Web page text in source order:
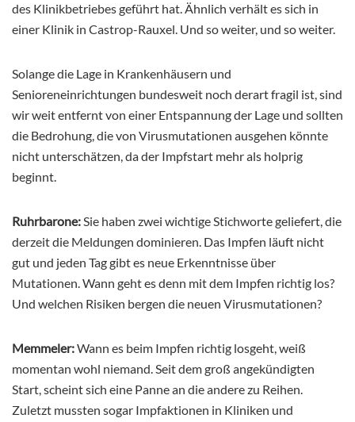
des Klinikbetriebes geführt hat. Ähnlich verhält es sich in
einer Klinik in Castrop-Rauxel. Und so weiter, und so weiter.
Solange die Lage in Krankenhäusern und
Senioreneinrichtungen bundesweit noch derart fragil ist, sind
wir weit entfernt von einer Entspannung der Lage und sollten
die Bedrohung, die von Virusmutationen ausgehen könnte
nicht unterschätzen, da der Impfstart mehr als holprig
beginnt.
Ruhrbarone:Sie haben zwei wichtige Stichworte geliefert, die
derzeit die Meldungen dominieren. Das Impfen läuft nicht
gut und jeden Tag gibt es neue Erkenntnisse über
Mutationen. Wann geht es denn mit dem Impfen richtig los?
Und welchen Risiken bergen die neuen Virusmutationen?
Memmeler:Wann es beim Impfen richtig losgeht, weiß
momentan wohl niemand. Seit dem groß angekündigten
Start, scheint sich eine Panne an die andere zu Reihen.
Zuletzt mussten sogar Impfaktionen in Kliniken und